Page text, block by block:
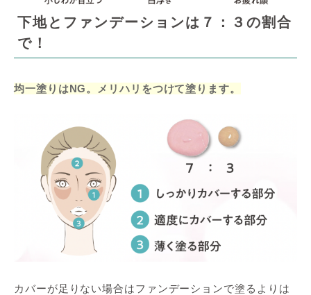
下地とファンデーションは７：３の割合
で！
均一塗りはNG。メリハリをつけて塗ります。
カバーが足りない場合はファンデーションで塗るよりは